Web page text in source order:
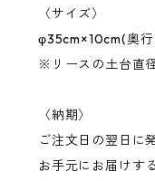
〈サイズ〉
φ35cm×10cm(奥行
※リースの土台直
〈納期〉
ご注文日の翌日に
お手元にお届けす